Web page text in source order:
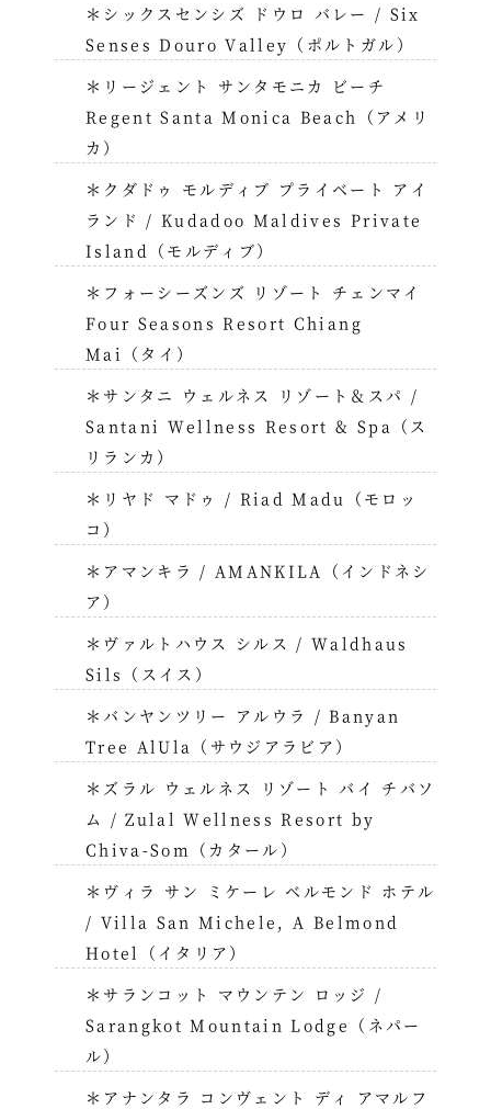
＊シックスセンシズ ドウロ バレー / Six
Senses Douro Valley（ポルトガル）
＊リージェント サンタモニカ ビーチ
Regent Santa Monica Beach（アメリ
カ）
＊クダドゥ モルディブ プライベート アイ
ランド / Kudadoo Maldives Private
Island（モルディブ）
＊フォーシーズンズ リゾート チェンマイ
Four Seasons Resort Chiang
Mai（タイ）
＊サンタニ ウェルネス リゾート＆スパ /
Santani Wellness Resort & Spa（ス
リランカ）
＊リヤド マドゥ / Riad Madu（モロッ
コ）
＊アマンキラ / AMANKILA（インドネシ
ア）
＊ヴァルトハウス シルス / Waldhaus
Sils（スイス）
＊バンヤンツリー アルウラ / Banyan
Tree AlUla（サウジアラビア）
＊ズラル ウェルネス リゾート バイ チバソ
ム / Zulal Wellness Resort by
Chiva-Som（カタール）
＊ヴィラ サン ミケーレ ベルモンド ホテル
/ Villa San Michele, A Belmond
Hotel（イタリア）
＊サランコット マウンテン ロッジ /
Sarangkot Mountain Lodge（ネパー
ル）
＊アナンタラ コンヴェント ディ アマルフ